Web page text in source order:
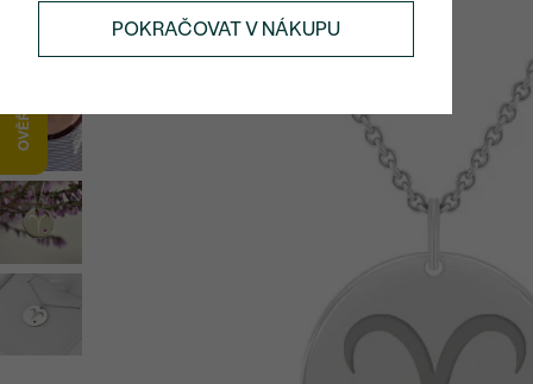
POKRAČOVAT V NÁKUPU